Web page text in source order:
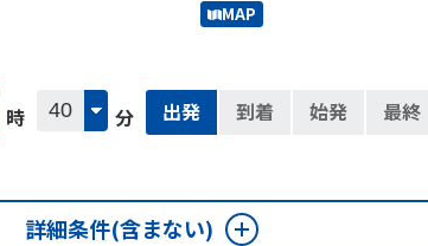
MAP
時 分 出発 到着 始発
最終
詳細条件(含まない)